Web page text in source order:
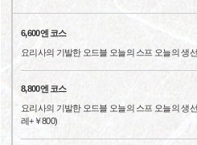
6,600엔 코스
요리사의 기발한 오드블 오늘의 스프 오늘의 생
8,800엔 코스
요리사의 기발한 오드블 오늘의 스프 오늘의 생
레+￥800)